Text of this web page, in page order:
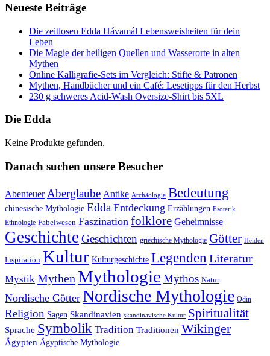
Neueste Beiträge
Die zeitlosen Edda Hávamál Lebensweisheiten für dein
Leben
Die Magie der heiligen Quellen und Wasserorte in alten
Mythen
Online Kalligrafie‑Sets im Vergleich: Stifte & Patronen
Mythen, Handbücher und ein Café: Lesetipps für den Herbst
230 g schweres Acid-Wash Oversize-Shirt bis 5XL
Die Edda
Keine Produkte gefunden.
Danach suchen unsere Besucher
Abenteuer Aberglaube Antike Archäologie Bedeutung
chinesische Mythologie Edda Entdeckung Erzählungen Esoterik
Ethnologie Fabelwesen Faszination folklore Geheimnisse
Geschichte Geschichten griechische Mythologie Götter Helden
Inspiration Kultur Kulturgeschichte Legenden Literatur
Mystik Mythen Mythologie Mythos Natur
Nordische Götter Nordische Mythologie Odin
Religion Sagen Skandinavien skandinavische Kultur Spiritualität
Sprache Symbolik Tradition Traditionen Wikinger
Ägypten Ägyptische Mythologie